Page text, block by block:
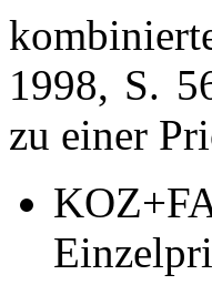
1998, S.
zu einer